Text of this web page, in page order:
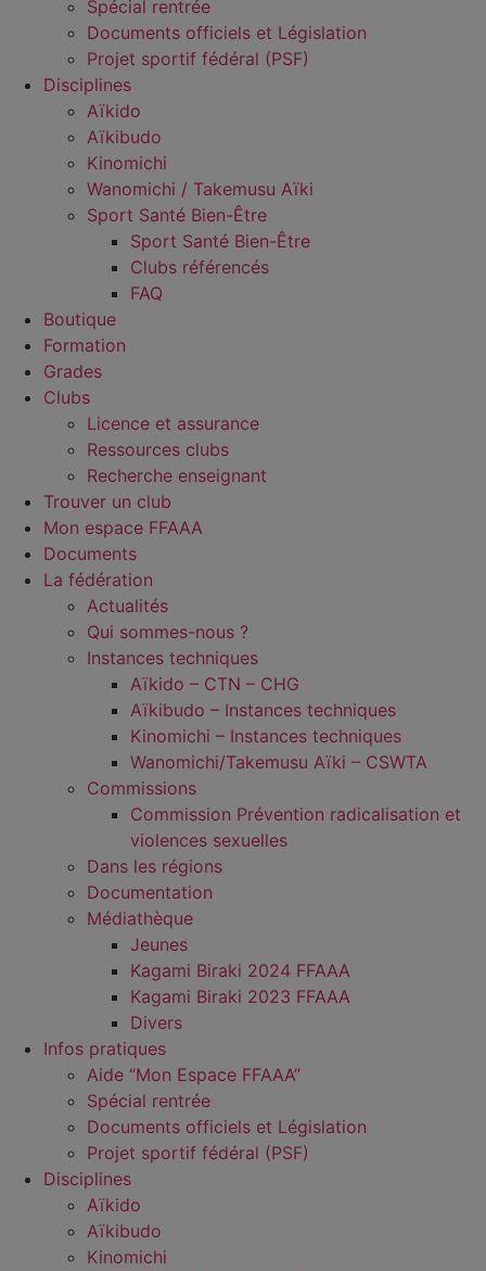
Spécial rentrée
Documents officiels et Législation
Projet sportif fédéral (PSF)
Disciplines
Aïkido
Aïkibudo
Kinomichi
Wanomichi / Takemusu Aïki
Sport Santé Bien-Être
Sport Santé Bien-Être
Clubs référencés
FAQ
Boutique
Formation
Grades
Clubs
Licence et assurance
Ressources clubs
Recherche enseignant
Trouver un club
Mon espace FFAAA
Documents
La fédération
Actualités
Qui sommes-nous ?
Instances techniques
Aïkido – CTN – CHG
Aïkibudo – Instances techniques
Kinomichi – Instances techniques
Wanomichi/Takemusu Aïki – CSWTA
Commissions
Commission Prévention radicalisation et
violences sexuelles
Dans les régions
Documentation
Médiathèque
Jeunes
Kagami Biraki 2024 FFAAA
Kagami Biraki 2023 FFAAA
Divers
Infos pratiques
Aide “Mon Espace FFAAA”
Spécial rentrée
Documents officiels et Législation
Projet sportif fédéral (PSF)
Disciplines
Aïkido
Aïkibudo
Kinomichi